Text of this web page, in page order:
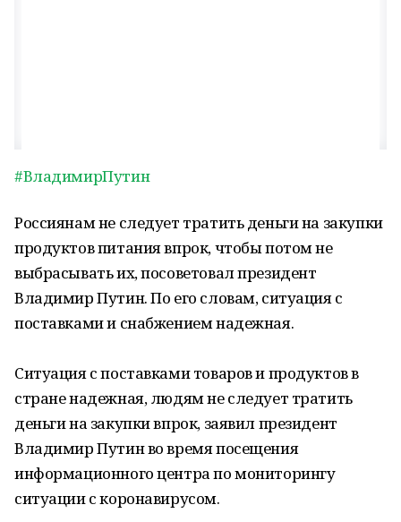
#ВладимирПутин
Россиянам не следует тратить деньги на закупки
продуктов питания впрок, чтобы потом не
выбрасывать их, посоветовал президент
Владимир Путин. По его словам, ситуация с
поставками и снабжением надежная.
Ситуация с поставками товаров и продуктов в
стране надежная, людям не следует тратить
деньги на закупки впрок, заявил президент
Владимир Путин во время посещения
информационного центра по мониторингу
ситуации с коронавирусом.